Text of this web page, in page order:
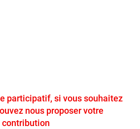
participatif, si vous souhaitez
nous proposer votre
contribution